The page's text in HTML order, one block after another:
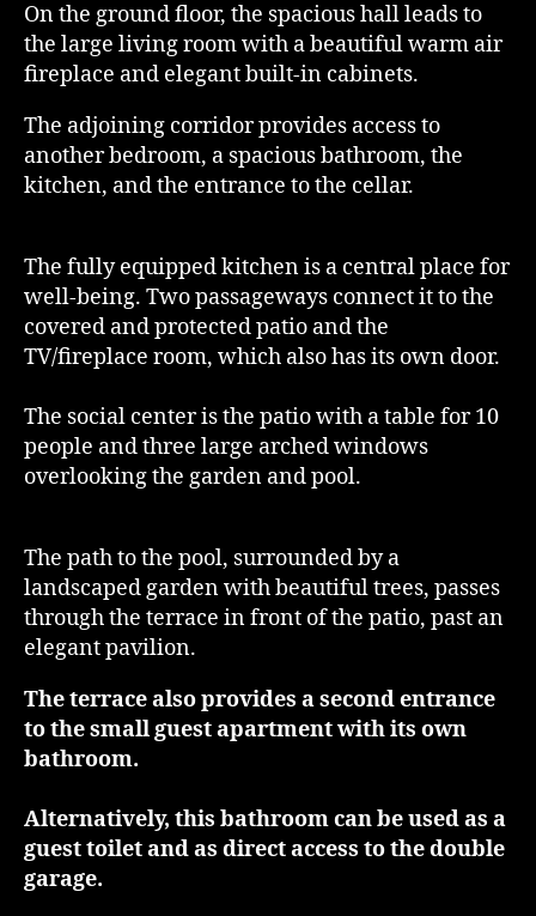
On the ground floor, the spacious hall leads to
the large living room with a beautiful warm air
fireplace and elegant built-in cabinets.
The adjoining corridor provides access to
another bedroom, a spacious bathroom, the
kitchen, and the entrance to the cellar.
The fully equipped kitchen is a central place for
well-being. Two passageways connect it to the
covered and protected patio and the
TV/fireplace room, which also has its own door.
The social center is the patio with a table for 10
people and three large arched windows
overlooking the garden and pool.
The path to the pool, surrounded by a
landscaped garden with beautiful trees, passes
through the terrace in front of the patio, past an
elegant pavilion.
The terrace also provides a second entrance
to the small guest apartment with its own
bathroom.
Alternatively, this bathroom can be used as a
guest toilet and as direct access to the double
garage.